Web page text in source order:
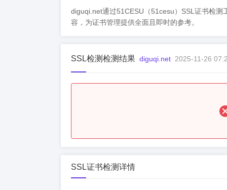
diguqi.net通过51CESU（51cesu）SSL证书检
容，为证书管理提供全面且即时的参考。
SSL检测检测结果 diguqi.net 2025-11-26
SSL证书检测详情